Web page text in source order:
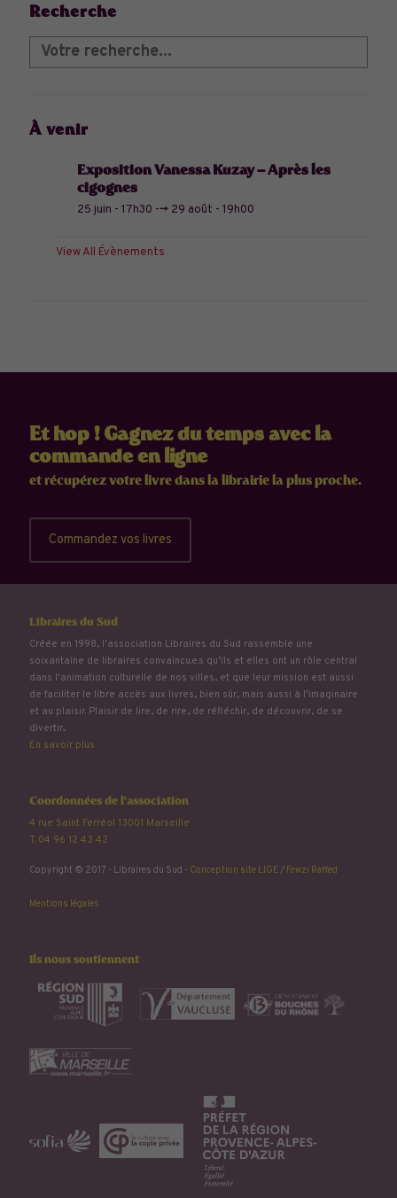
Recherche
À venir
Exposition Vanessa Kuzay – Après les
cigognes
25 juin - 17h30 --> 29 août - 19h00
View All Évènements
Et hop ! Gagnez du temps avec la
commande en ligne
et récupérez votre livre dans la librairie la plus proche.
Commandez vos livres
Libraires du Sud
Créée en 1998, l'association Libraires du Sud rassemble une
soixantaine de libraires convaincu.e.s qu’ils et elles ont un rôle central
dans l'animation culturelle de nos villes, et que leur mission est aussi
de faciliter le libre accès aux livres, bien sûr, mais aussi à l'imaginaire
et au plaisir. Plaisir de lire, de rire, de réfléchir, de découvrir, de se
divertir...
En savoir plus
Coordonnées de l'association
4 rue Saint Ferréol 13001 Marseille
T. 04 96 12 43 42
Copyright © 2017 - Libraires du Sud - Conception site LIGE/ Fewzi Raffed
Mentions légales
Ils nous soutiennent